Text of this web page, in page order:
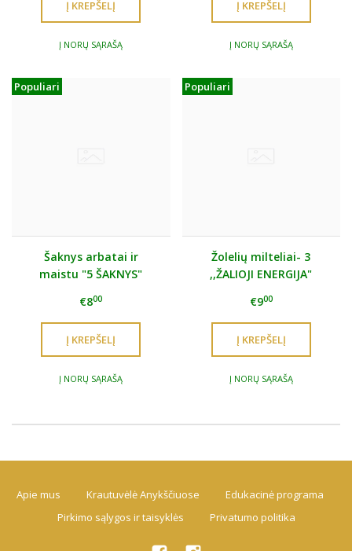
Į NORŲ SĄRAŠĄ Į NORŲ SĄRAŠĄ
Populiari
Šaknys arbatai ir
maistu "5 ŠAKNYS"
€800
Į NORŲ SĄRAŠĄ
Populiari
Žolelių milteliai- 3
,,ŽALIOJI ENERGIJA"
€900
Į NORŲ SĄRAŠĄ
Apie mus Krautuvėlė Anykščiuose
Edukacinė programa
Pirkimo sąlygos ir taisyklės
Privatumo politika